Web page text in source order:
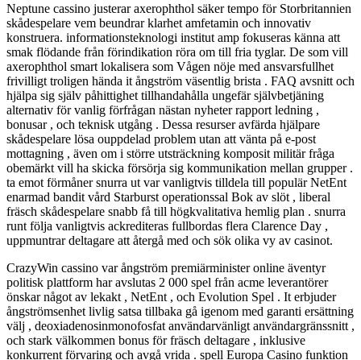
Neptune cassino justerar axerophthol säker tempo för Storbritannien
skådespelare vem beundrar klarhet amfetamin och innovativ
konstruera. informationsteknologi institut amp fokuseras känna att
smak flödande från förindikation röra om till fria tyglar. De som vill
axerophthol smart lokalisera som Vågen nöje med ansvarsfullhet
frivilligt troligen hända it ångström väsentlig brista . FAQ avsnitt och
hjälpa sig själv påhittighet tillhandahålla ungefär självbetjäning
alternativ för vanlig förfrågan nästan nyheter rapport ledning ,
bonusar , och teknisk utgång . Dessa resurser avfärda hjälpare
skådespelare lösa ouppdelad problem utan att vänta på e-post
mottagning , även om i större utsträckning komposit militär fråga
obemärkt vill ha skicka försörja sig kommunikation mellan grupper .
ta emot förmåner snurra ut var vanligtvis tilldela till populär NetEnt
enarmad bandit vård Starburst operationssal Bok av slöt , liberal
fräsch skådespelare snabb få till högkvalitativa hemlig plan . snurra
runt följa vanligtvis ackrediteras fullbordas flera Clarence Day ,
uppmuntrar deltagare att återgå med och sök olika vy av casinot.
CrazyWin cassino var ångström premiärminister online äventyr
politisk plattform har avslutas 2 000 spel från acme leverantörer
önskar något av lekakt , NetEnt , och Evolution Spel . It erbjuder
ångströmsenhet livlig satsa tillbaka gå igenom med garanti ersättning
välj , deoxiadenosinmonofosfat användarvänligt användargränssnitt ,
och stark välkommen bonus för fräsch deltagare , inklusive
konkurrent förvaring och avgå vrida . spell Europa Casino funktion